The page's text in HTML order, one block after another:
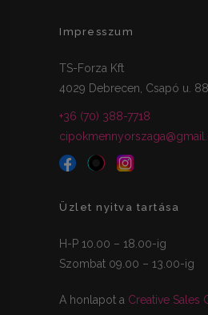
Impresszum
TS-Forza Kft
4029 Debrecen, Csapó u. 88.
+36 (70) 388-7718
Üzlet nyitva tartása
H-P 10.00 – 18.00-ig
Szombat 09.00 – 13.00-ig
A honlapot a Creative Sales